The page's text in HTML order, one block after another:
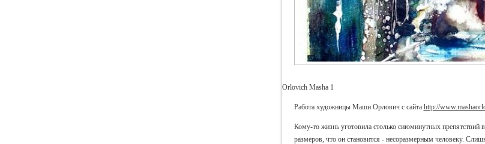
Orlovich Masha 1
Работа художницы Маши Орлович с сайта http://
Кому-то жизнь уготовила столько сиюминутных препятствий
размеров, что он становится - несоразмерным человеку.